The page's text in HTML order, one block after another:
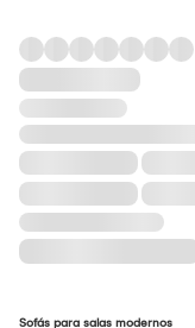
Sofás para salas modernos